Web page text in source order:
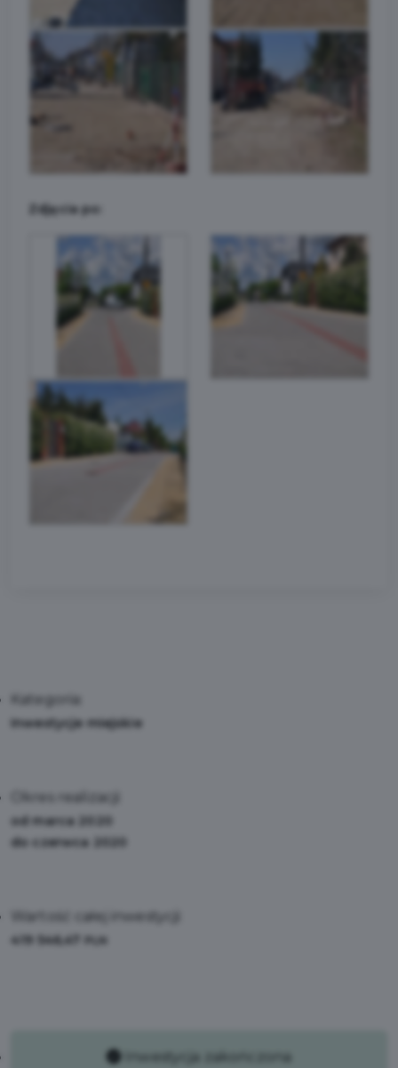
Zdjęcia po:
Kategoria:
Inwestycje miejskie
Okres realizacji:
od marca 2020
do czerwca 2020
Wartość całej inwestycji:
419 546,47
Inwestycja zakończona